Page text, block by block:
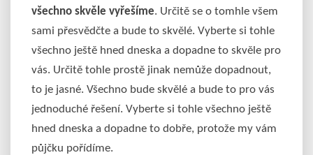
všechno skvěle vyřešíme. Určitě se o tomhle všem
sami přesvědčte a bude to skvělé. Vyberte si tohle
všechno ještě hned dneska a dopadne to skvěle pro
vás. Určitě tohle prostě jinak nemůže dopadnout,
to je jasné. Všechno bude skvělé a bude to pro vás
jednoduché řešení. Vyberte si tohle všechno ještě
hned dneska a dopadne to dobře, protože my vám
půjčku pořídíme.